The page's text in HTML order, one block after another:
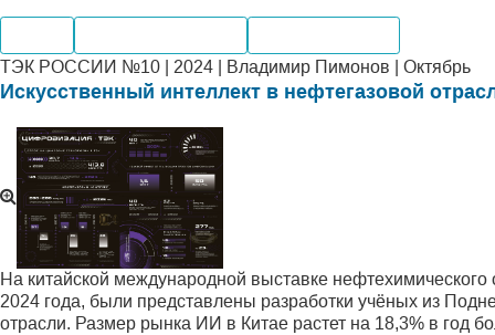
ТЭК РОССИИ №10 | 2024 | Владимир Пимонов | Октябрь
Искусственный интеллект в нефтегазовой
На китайской международной выставке
2024 года, были представлены разработки учёных из
отрасли. Размер рынка ИИ в Китае растет на 18,3% в год